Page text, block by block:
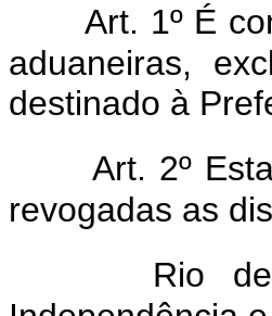
Art. 1º É
aduaneiras,
destinado à
Art. 2º
revogadas as
Rio